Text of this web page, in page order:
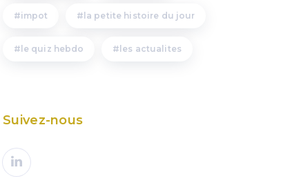
impot la petite histoire du jour
le quiz hebdo les actualites
Suivez-nous